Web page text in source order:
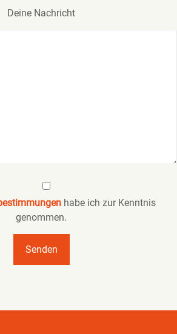
Deine Nachricht
habe ich zur Kenntnis
genommen.